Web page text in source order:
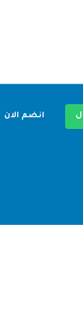
انضم الان